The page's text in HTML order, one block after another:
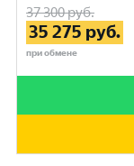
37 300руб.
35 275 руб.
при обмене